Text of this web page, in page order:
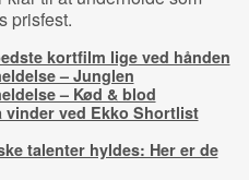
prisfest.
kortfilm lige ved hånden
– Junglen
– Kød & blod
vinder ved Ekko Shortlist
talenter hyldes: Her er de